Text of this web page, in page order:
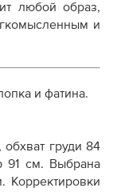
любой образ,
и
и фатина.
груди 84
91 см. Выбрана
Корректировки